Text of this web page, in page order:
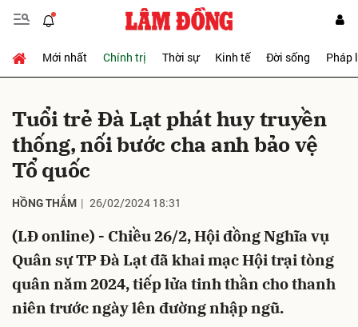
Mới nhất Chính trị Thời sự Kinh tế Đời sống Pháp
Tuổi trẻ Đà Lạt phát huy truyền
thống, nối bước cha anh bảo vệ
Tổ quốc
HỒNG THẮM 26/02/2024 18:31
(LĐ online) - Chiều 26/2, Hội đồng Nghĩa vụ
Quân sự TP Đà Lạt đã khai mạc Hội trại tòng
quân năm 2024, tiếp lửa tinh thần cho thanh
niên trước ngày lên đường nhập ngũ.
Gửi bình luận
Hủy Gửi